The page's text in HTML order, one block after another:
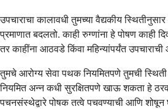
उपचाराचा कालावधी तुमच्या वैद्यकीय
प्रमाणात बदलतो. काही रुग्णांना हे पोषण
तर काहींना आठवडे किंवा महिन्यांपर्यंत
तुमचे आरोग्य सेवा पथक नियमितपणे तुमची
नियमित अन्न कधी सुरक्षितपणे खाऊ शकता हे
पचनसंस्थेद्वारे पोषक तत्वे पचवण्याची आणि शोषून